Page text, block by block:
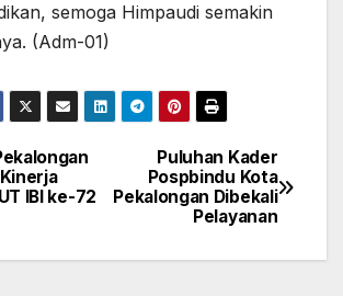
semoga Himpaudi semakin
(Adm-01)
Puluhan Kader
Pospbindu Kota
Pekalongan Dibekali
Pelayanan
IBI ke-72